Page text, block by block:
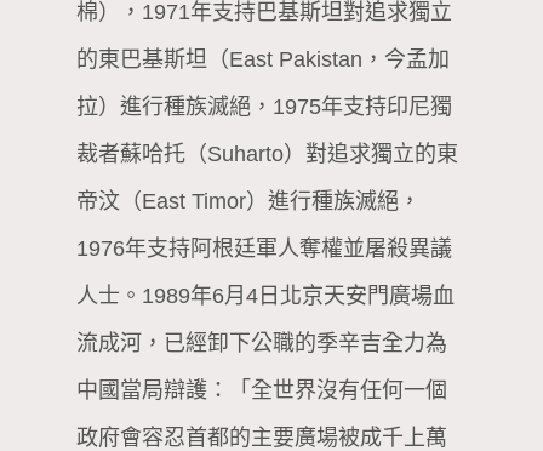
棉），1971年支持巴基斯坦對追求獨立
的東巴基斯坦（East Pakistan，今孟加
拉）進行種族滅絕，1975年支持印尼獨
裁者蘇哈托（Suharto）對追求獨立的東
帝汶（East Timor）進行種族滅絕，
1976年支持阿根廷軍人奪權並屠殺異議
人士。1989年6月4日北京天安門廣場血
流成河，已經卸下公職的季辛吉全力為
中國當局辯護：「全世界沒有任何一個
政府會容忍首都的主要廣場被成千上萬